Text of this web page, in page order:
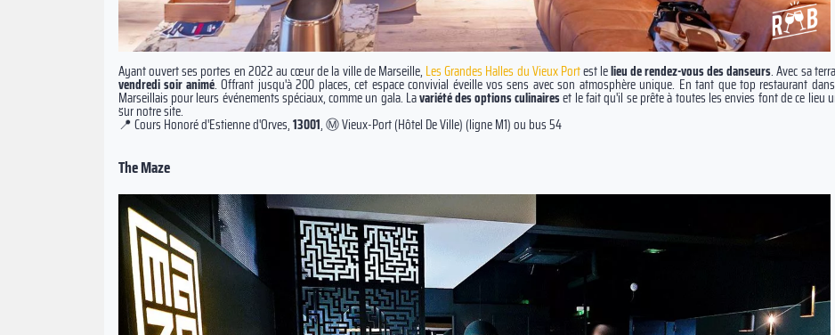
Ayant ouvert ses portes en 2022 au cœur de la ville de Marseille, Les Grandes Halles du Vieux Portest lelieu de rendez-vous desdanseurs. Avec sa
vendredi soir animé. Offrant jusqu'à 200 places, cet espace convivial éveille vos sens avec son atmosphère unique. En tant que top restaurant
Marseillais pour leurs événements spéciaux, comme un gala. Lavariété des options culinaireset le fait qu'il se prête à toutes les envies font de ce lieu
sur notre site.
📍 Cours Honoré d'Estienne d'Orves,13001, Ⓜ️ Vieux-Port (Hôtel De Ville) (ligne M1) ou bus 54
The Maze